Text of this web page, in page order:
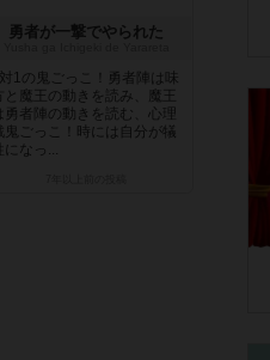
勇者が一撃でやられた
1の鬼ごっこ！勇者陣は味
と魔王の動きを読み、魔王
勇者陣の動きを読む、心理
戦鬼ごっこ！時には自分が犠
になっ...